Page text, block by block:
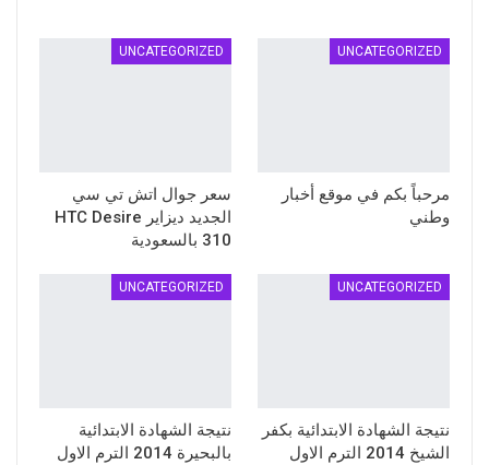
UNCATEGORIZED
مرحباً بكم في موقع أخبار
وطني
UNCATEGORIZED
سعر جوال اتش تي سي
الجديد ديزاير HTC Desire
310 بالسعودية
UNCATEGORIZED
نتيجة الشهادة الابتدائية بكفر
الشيخ 2014 الترم الاول
UNCATEGORIZED
نتيجة الشهادة الابتدائية
بالبحيرة 2014 الترم الاول